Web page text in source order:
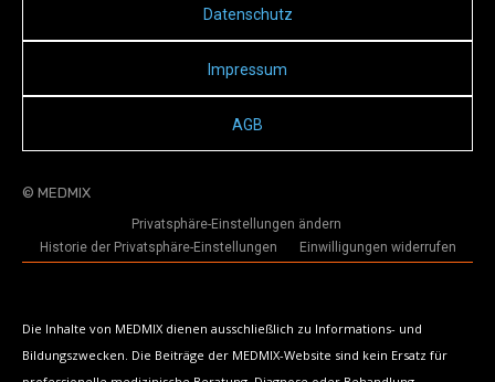
Datenschutz
Impressum
AGB
© MEDMIX
Privatsphäre-Einstellungen ändern
Historie der Privatsphäre-Einstellungen
Einwilligungen widerrufen
Die Inhalte von MEDMIX dienen ausschließlich zu Informations- und
Bildungszwecken. Die Beiträge der MEDMIX-Website sind kein Ersatz für